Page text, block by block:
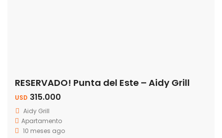
RESERVADO! Punta del Este – Aidy Grill
USD 315.000
Aidy Grill
Apartamento
10 meses ago